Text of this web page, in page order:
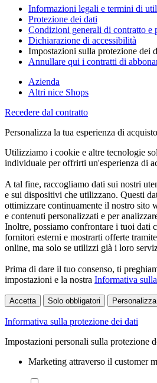
Informazioni legali e termini di
Protezione dei dati
Condizioni generali di contratto e
Dichiarazione di accessibilità
Impostazioni sulla protezione dei
Annullare qui i contratti di
Azienda
Altri nice Shops
Recedere dal contratto
Personalizza la tua esperienza di acquisto
Utilizziamo i cookie e altre tecnologie
individuale per offrirti un'esperienza di
A tal fine, raccogliamo dati sui nostri
e sui dispositivi che utilizzano. Questi
ottimizzare continuamente il nostro sito
e contenuti personalizzati e per
Inoltre, possiamo confrontare i tuoi dati
fornitori esterni e mostrarti offerte
online, ma solo se utilizzi già i loro
Prima di dare il tuo consenso, ti
impostazioni e la nostra Informativa
Accetta Solo obbligatori
Informativa sulla protezione dei dati
Impostazioni personali sulla protezione
Marketing attraverso il customer